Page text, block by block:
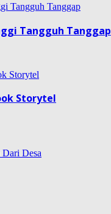
Tangguh Tanggap
Storytel
Desa